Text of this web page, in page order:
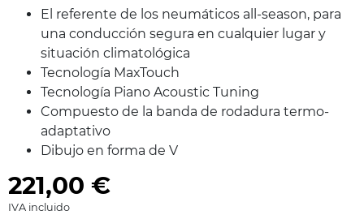
El referente de los neumáticos all-season, para
una conducción segura en cualquier lugar y
situación climatológica
Tecnología MaxTouch
Tecnología Piano Acoustic Tuning
Compuesto de la banda de rodadura termo-
adaptativo
Dibujo en forma de V
221,00 €
IVA incluido